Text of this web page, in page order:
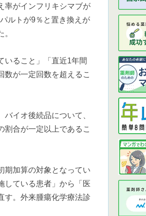
率がインフリキシマブが
ルトが9％と置き換えが
いること」「直近1年間
数が一定回数を超えるこ
イオ後続品について、
割合が一定以上であるこ
期加算の対象となってい
している患者」から「医
す。外来腫瘍化学療法診